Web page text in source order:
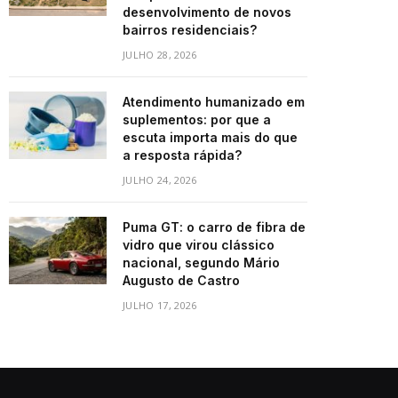
desenvolvimento de novos
bairros residenciais?
JULHO 28, 2026
Atendimento humanizado em
suplementos: por que a
escuta importa mais do que
a resposta rápida?
JULHO 24, 2026
Puma GT: o carro de fibra de
vidro que virou clássico
nacional, segundo Mário
Augusto de Castro
JULHO 17, 2026